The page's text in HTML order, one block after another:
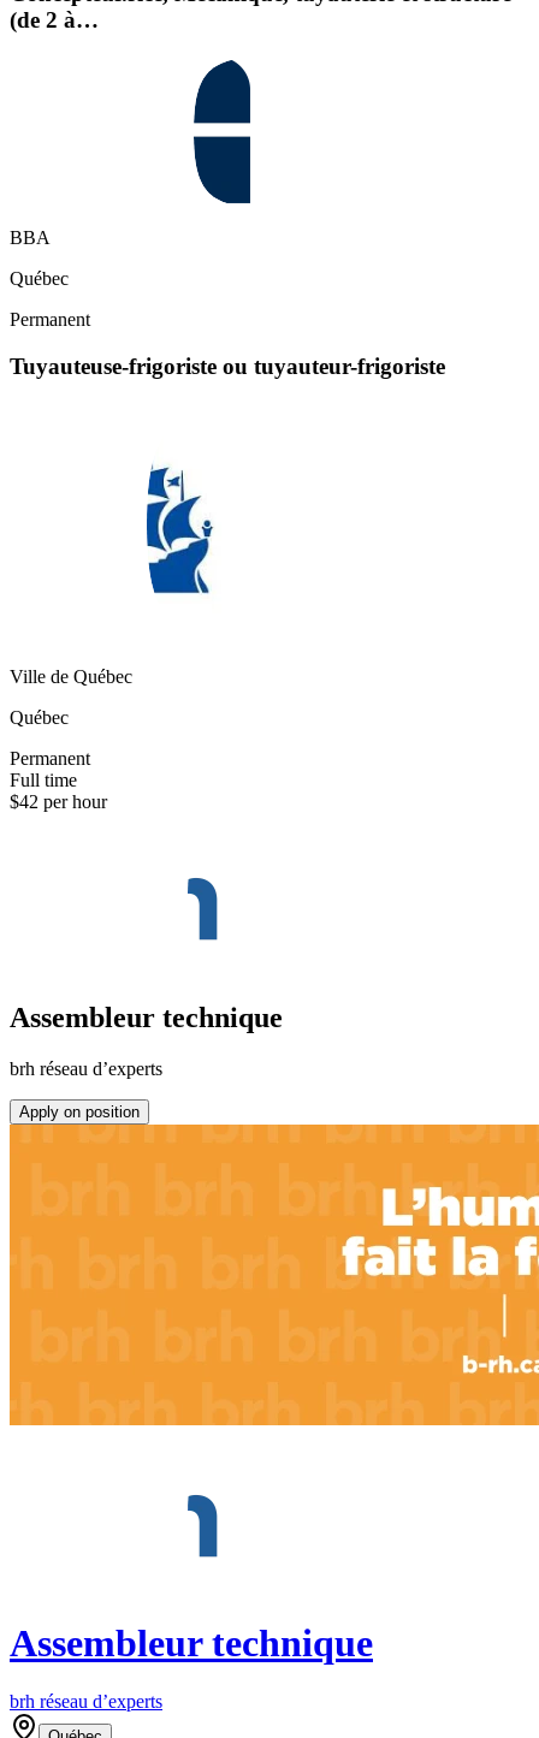
(de 2 à…
BBA
Québec
Permanent
Tuyauteuse-frigoriste ou tuyauteur-frigoriste
Ville de Québec
Québec
Permanent
Full time
$42 per hour
Assembleur technique
brh réseau d’experts
Apply on position
Assembleur technique
brh réseau d’experts